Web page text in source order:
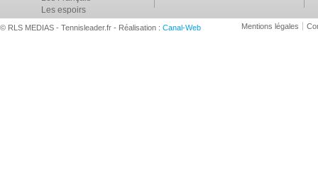
Les espoirs
© RLS MEDIAS - Tennisleader.fr - Réalisation : Canal-Web Mentions légales